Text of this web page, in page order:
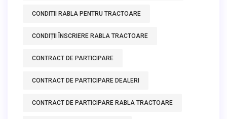
CONDITII RABLA PENTRU TRACTOARE
CONDIȚII ÎNSCRIERE RABLA TRACTOARE
CONTRACT DE PARTICIPARE
CONTRACT DE PARTICIPARE DEALERI
CONTRACT DE PARTICIPARE RABLA TRACTOARE